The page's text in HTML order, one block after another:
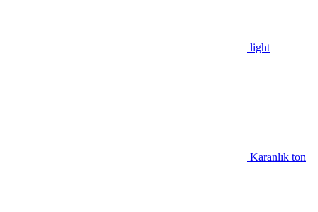
light
Karanlık ton